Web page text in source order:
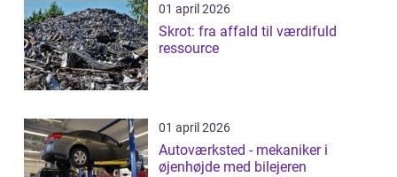
01 april 2026
Skrot: fra affald til værdifuld
ressource
01 april 2026
Autoværksted - mekaniker i
øjenhøjde med bilejeren